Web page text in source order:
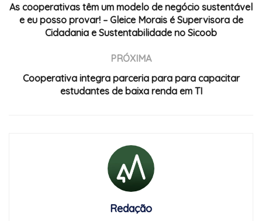
As cooperativas têm um modelo de negócio sustentável
e eu posso provar! – Gleice Morais é Supervisora de
Cidadania e Sustentabilidade no Sicoob
PRÓXIMA
Cooperativa integra parceria para para capacitar
estudantes de baixa renda em TI
Redação